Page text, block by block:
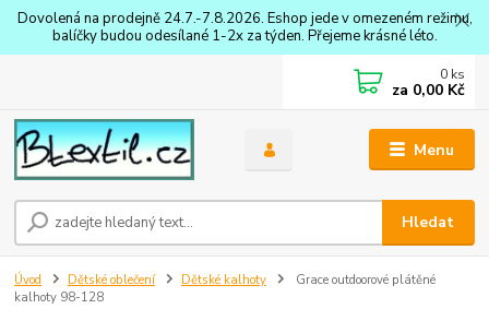
Dovolená na prodejně 24.7.-7.8.2026. Eshop jede v omezeném režimu,
balíčky budou odesílané 1-2x za týden. Přejeme krásné léto.
Menu
Hledat
0 ks
za 0,00 Kč
Úvod Dětské oblečení Dětské kalhoty
Grace outdoorové plátěné
kalhoty 98-128